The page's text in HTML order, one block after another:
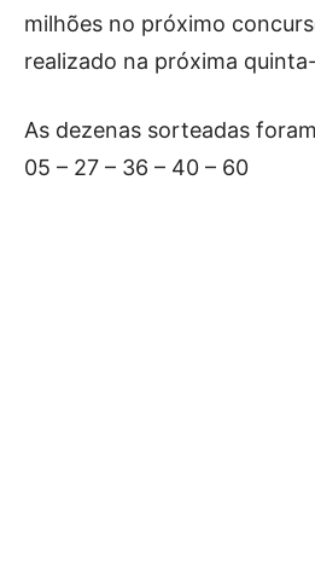
milhões no próximo
realizado na próxima
As dezenas sorteadas
05 – 27 – 36 – 40 – 60